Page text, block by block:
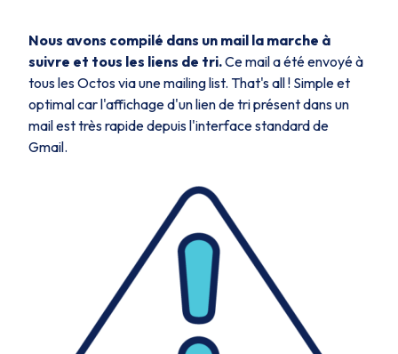
Nous avons compilé dans un mail la marche à
suivre et tous les liens de tri.Ce mail a été envoyé à
tous les Octos via une mailing list. That's all ! Simple et
optimal car l'affichage d'un lien de tri présent dans un
mail est très rapide depuis l'interface standard de
Gmail.